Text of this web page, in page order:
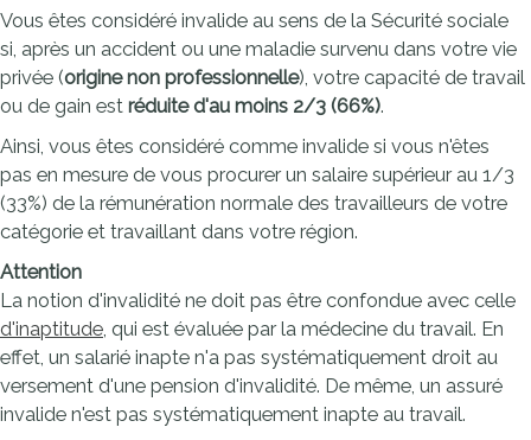
Vous êtes considéré invalide au sens de la Sécurité sociale
si, après un accident ou une maladie survenu dans votre vie
privée (origine non professionnelle), votre capacité de travail
ou de gain est réduite d'au moins 2/3 (66%).
Ainsi, vous êtes considéré comme invalide si vous n'êtes
pas en mesure de vous procurer un salaire supérieur au 1/3
(33%) de la rémunération normale des travailleurs de votre
catégorie et travaillant dans votre région.
Attention
La notion d'invalidité ne doit pas être confondue avec celle
d'inaptitude, qui est évaluée par la médecine du travail. En
effet, un salarié inapte n'a pas systématiquement droit au
versement d'une pension d'invalidité. De même, un assuré
invalide n'est pas systématiquement inapte au travail.